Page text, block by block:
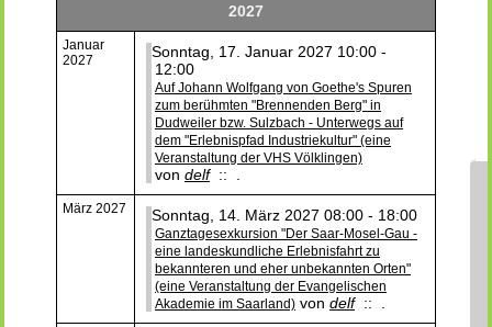
2027
Januar
2027
Sonntag, 17. Januar 2027 10:00 -
12:00
Auf Johann Wolfgang von Goethe's Spuren
zum berühmten "Brennenden Berg" in
Dudweiler bzw. Sulzbach - Unterwegs auf
dem "Erlebnispfad Industriekultur" (eine
Veranstaltung der VHS Völklingen)
von delf:: .
März 2027 Sonntag, 14. März 2027 08:00 - 18:00
Ganztagesexkursion "Der Saar-Mosel-Gau -
eine landeskundliche Erlebnisfahrt zu
bekannteren und eher unbekannten Orten"
(eine Veranstaltung der Evangelischen
Akademie im Saarland) von delf:: .